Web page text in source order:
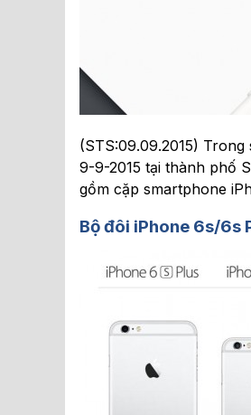
(STS:09.09.2015)
9-9-2015 tại thành phố
gồm cặp smartphone
Bộ đôi iPhone 6s/6s